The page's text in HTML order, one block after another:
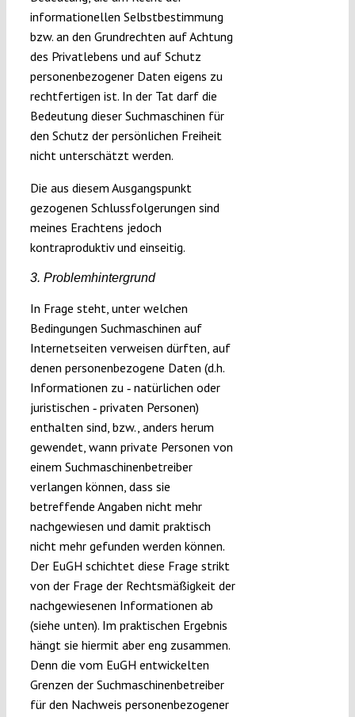
informationellen Selbstbestimmung
bzw. an den Grundrechten auf Achtung
des Privatlebens und auf Schutz
personenbezogener Daten eigens zu
rechtfertigen ist. In der Tat darf die
Bedeutung dieser Suchmaschinen für
den Schutz der persönlichen Freiheit
nicht unterschätzt werden.
Die aus diesem Ausgangspunkt
gezogenen Schlussfolgerungen sind
meines Erachtens jedoch
kontraproduktiv und einseitig.
3. Problemhintergrund
In Frage steht, unter welchen
Bedingungen Suchmaschinen auf
Internetseiten verweisen dürften, auf
denen personenbezogene Daten (d.h.
Informationen zu ‑ natürlichen oder
juristischen ‑ privaten Personen)
enthalten sind, bzw., anders herum
gewendet, wann private Personen von
einem Suchmaschinenbetreiber
verlangen können, dass sie
betreffende Angaben nicht mehr
nachgewiesen und damit praktisch
nicht mehr gefunden werden können.
Der EuGH schichtet diese Frage strikt
von der Frage der Rechtsmäßigkeit der
nachgewiesenen Informationen ab
(siehe unten). Im praktischen Ergebnis
hängt sie hiermit aber eng zusammen.
Denn die vom EuGH entwickelten
Grenzen der Suchmaschinenbetreiber
für den Nachweis personenbezogener